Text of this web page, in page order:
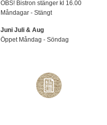
OBS! Bistron stänger kl 16.00
Måndagar - Stängt
Juni Juli & Aug
Öppet Måndag - Söndag